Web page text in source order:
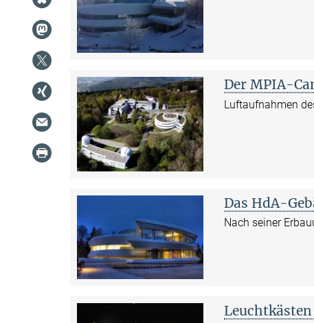
Der MPIA-
Luftaufnahmen
Das HdA-
Nach seiner